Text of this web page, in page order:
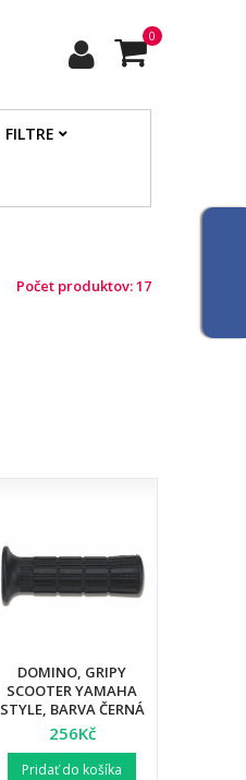
0
FILTRE
Počet produktov: 17
DOMINO, GRIPY
SCOOTER YAMAHA
STYLE, BARVA ČERNÁ
256Kč
Pridať do košíka